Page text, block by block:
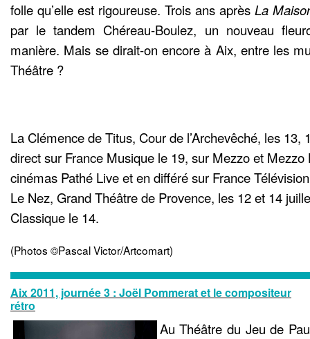
folle qu’elle est rigoureuse. Trois ans aprèsLa
par le tandem Chéreau-Boulez, un nouveau
manière. Mais se dirait-on encore à Aix, entre les
Théâtre ?
La Clémence de Titus, Cour de l’Archevêché, les 13,
direct sur France Musique le 19, sur Mezzo et
cinémas Pathé Live et en différé sur France
Le Nez, Grand Théâtre de Provence, les 12 et 14
Classique le 14.
(Photos ©Pascal Victor/Artcomart)
Aix 2011, journée 3 : Joël Pommerat et le compositeur
rétro
Au Théâtre du Jeu de